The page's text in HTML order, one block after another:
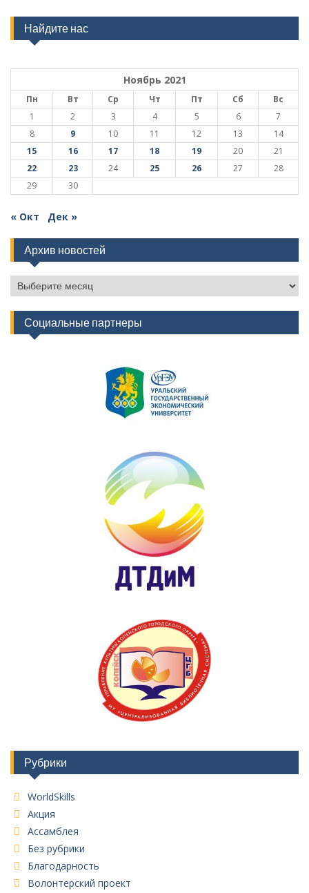
Найдите нас
Ноябрь 2021
Пн Вт Ср Чт Пт Сб
Вс
1
2 3 4 5 6
7
8
9 10 11 12 13
14
15
16 17 18 19 20
21
22
23 24 25 26 27
28
29
30
« Окт Дек »
Архив новостей
Архив
новостей
Социальные партнеры
Рубрики
WorldSkills
Акция
Ассамблея
Без рубрики
Благодарность
Волонтерский проект